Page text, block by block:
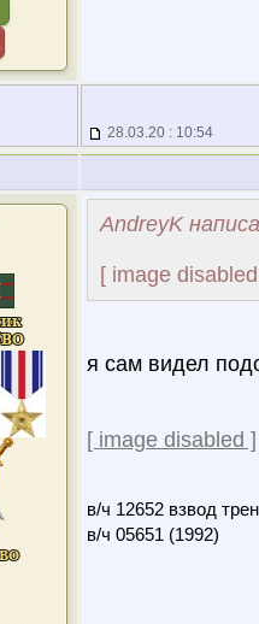
28.03.20 : 10:54
AndreyK
[ image
я сам видел
[ image disabled ]
в/ч 12652 взвод
в/ч 05651 (1992)